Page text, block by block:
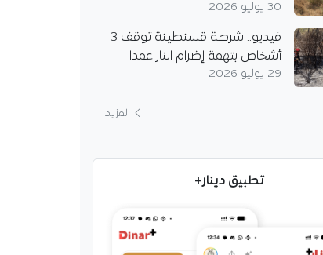
30 يوليو 2026
فيديو.. شرطة قسنطينة توقف 3
أشخاص بتهمة إضرام النار عمدا
29 يوليو 2026
المزيد
تطبيق دينار+